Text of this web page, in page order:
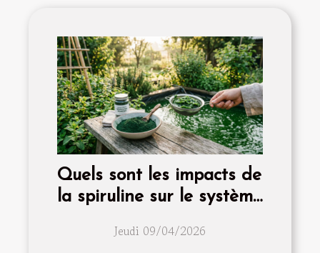
Quels sont les impacts de
la spiruline sur le système
Jeudi 09/04/2026